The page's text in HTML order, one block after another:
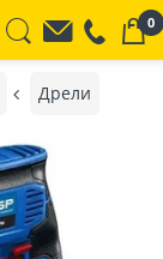
0
Дрели